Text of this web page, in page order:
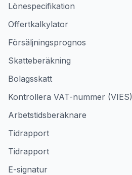
Lönespecifikation
Offertkalkylator
Försäljningsprognos
Skatteberäkning
Bolagsskatt
Kontrollera VAT-nummer (VIES)
Arbetstidsberäknare
Tidrapport
Tidrapport
E-signatur